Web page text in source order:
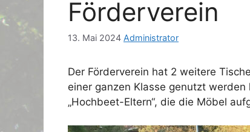
Förderverein
13. Mai 2024 Administrator
Der Förderverein hat 2 weitere
einer ganzen Klasse genutzt
„Hochbeet-Eltern“, die die Möbel